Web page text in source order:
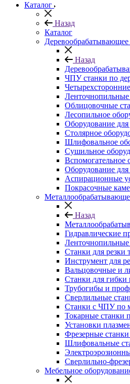
Каталог
Назад
Каталог
Деревообрабатывающее
Назад
ЧПУ станки по
Ленточнопильные
Облицовочные
Лесопильное
Оборудование
Столярное
Шлифовальное
Сушильное
Вспомогательное
Оборудование для
Аспирационные
Покрасочные
Назад
Гидравлические
Ленточнопильные
Станки для резки
Инструмент для
Вальцовочные и
Станки для гибки
Трубогибы и
Сверлильные
Станки с ЧПУ по
Токарные станки
Установки
Фрезерные
Шлифовальные
Сверлильно-
Мебельное